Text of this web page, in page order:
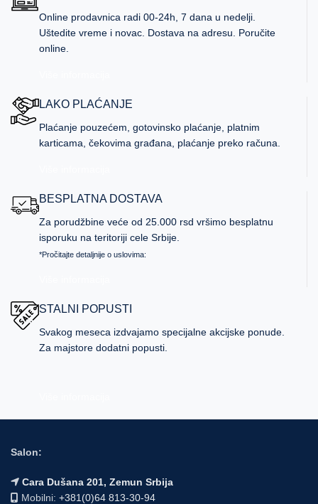
Online prodavnica radi 00-24h, 7 dana u nedelji.
Uštedite vreme i novac. Dostava na adresu. Poručite
online.
LAKO PLAĆANJE
Plaćanje pouzećem, gotovinsko plaćanje, platnim
karticama, čekovima građana, plaćanje preko računa.
BESPLATNA DOSTAVA
Za porudžbine veće od 25.000 rsd vršimo besplatnu
isporuku na teritoriji cele Srbije.
*Pročitajte detaljnije o uslovima:
STALNI POPUSTI
Svakog meseca izdvajamo specijalne akcijske ponude.
Za majstore dodatni popusti.
Salon:
Cara Dušana 201, Zemun Srbija
Mobilni: +381(0)64 813-30-94